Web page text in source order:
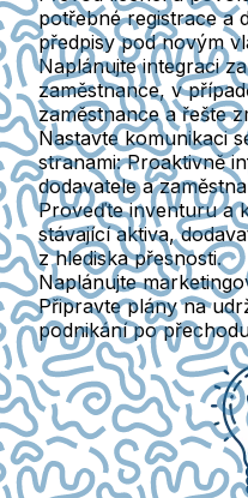
potřebné registrace a
předpisy pod novým
Naplánujte integraci
zaměstnance, v
zaměstnance a řešte
Nastavte komunikaci
stranami: Proaktivně
dodavatele a
Proveďte inventuru a
stávající aktiva,
z hlediska přesnosti.
Naplánujte
Připravte plány na
podnikání po